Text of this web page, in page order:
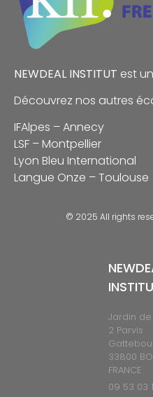
NEWDEAL INSTITUT est
Découvrez nos autres
IFAlpes – Annecy
LSF – Montpellier
Lyon Bleu International
Langue Onze – Toulouse
© 2025 All rights
Jardin de
2 Parvis
33800
FRANCE
09 53 03